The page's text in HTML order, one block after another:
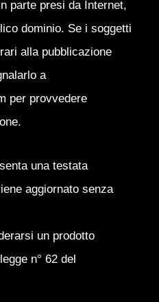
parte presi da Internet,
dominio. Se i soggetti
alla pubblicazione
a
per provvedere
una testata
aggiornato senza
un prodotto
n° 62 del